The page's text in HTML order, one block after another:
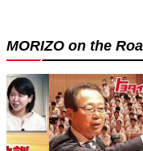
MORIZO on the